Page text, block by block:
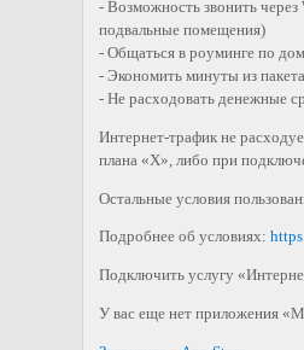
- Возможность звонить
подвальные помещения)
- Общаться в роуминге по
- Экономить минуты из
- Не расходовать денежные
Интернет-трафик не
плана «Х», либо при
Остальные условия
Подробнее об условиях:
Подключить услугу
У вас еще нет приложения